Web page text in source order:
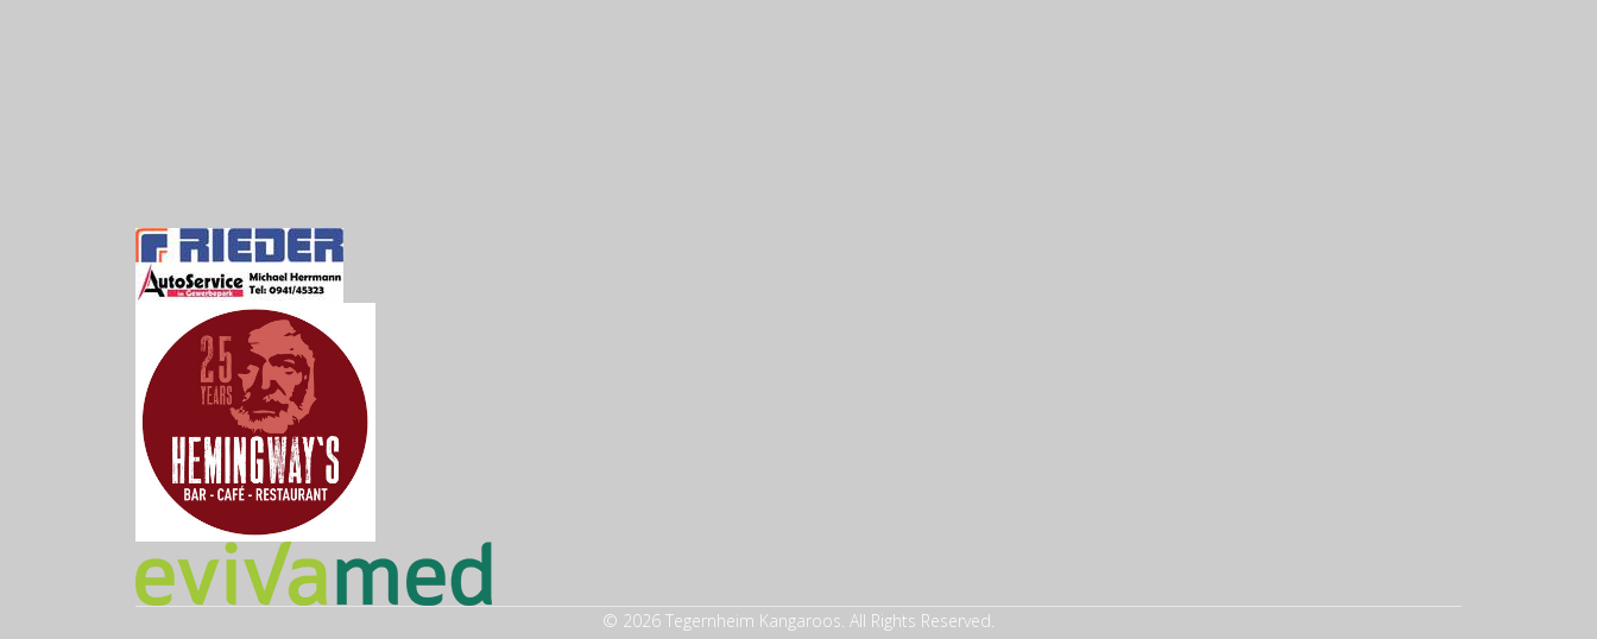
© 2026 Tegernheim Kangaroos. All Rights Reserved.